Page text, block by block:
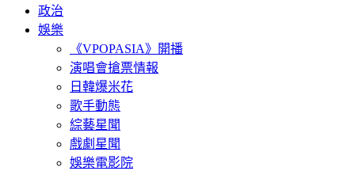
政治
娛樂
《VPOPASIA》開播
演唱會搶票情報
日韓爆米花
歌手動態
綜藝星聞
戲劇星聞
娛樂電影院